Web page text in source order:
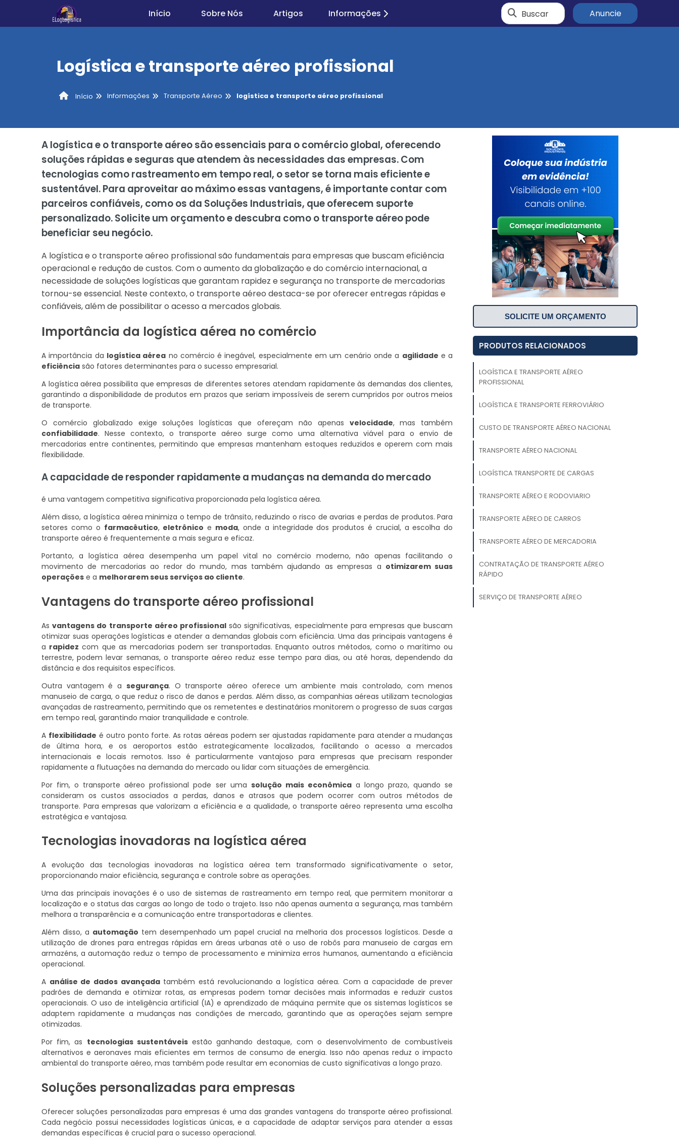
Início Sobre Nós Artigos Informações Buscar Anuncie
Logística e transporte aéreo profissional
Início Informações Transporte Aéreo logística e transporte aéreo profissional
A logística e o transporte aéreo são essenciais para o comércio global, oferecendo
soluções rápidas e seguras que atendem às necessidades das empresas. Com
tecnologias como rastreamento em tempo real, o setor se torna mais eficiente e
sustentável. Para aproveitar ao máximo essas vantagens, é importante contar com
parceiros confiáveis, como os da Soluções Industriais, que oferecem suporte
personalizado. Solicite um orçamento e descubra como o transporte aéreo pode
beneficiar seu negócio.
A logística e o transporte aéreo profissional são fundamentais para empresas que buscam eficiência
operacional e redução de custos. Com o aumento da globalização e do comércio internacional, a
necessidade de soluções logísticas que garantam rapidez e segurança no transporte de mercadorias
tornou-se essencial. Neste contexto, o transporte aéreo destaca-se por oferecer entregas rápidas e
confiáveis, além de possibilitar o acesso a mercados globais.
Importância da logística aérea no comércio
A importância da logística aérea no comércio é inegável, especialmente em um cenário onde a agilidade e a
eficiência são fatores determinantes para o sucesso empresarial.
A logística aérea possibilita que empresas de diferentes setores atendam rapidamente às demandas dos clientes,
garantindo a disponibilidade de produtos em prazos que seriam impossíveis de serem cumpridos por outros meios
de transporte.
O comércio globalizado exige soluções logísticas que ofereçam não apenas velocidade, mas também
confiabilidade. Nesse contexto, o transporte aéreo surge como uma alternativa viável para o envio de
mercadorias entre continentes, permitindo que empresas mantenham estoques reduzidos e operem com mais
flexibilidade.
A capacidade de responder rapidamente a mudanças na demanda do mercado
é uma vantagem competitiva significativa proporcionada pela logística aérea.
Além disso, a logística aérea minimiza o tempo de trânsito, reduzindo o risco de avarias e perdas de produtos. Para
setores como o farmacêutico, eletrônico e moda, onde a integridade dos produtos é crucial, a escolha do
transporte aéreo é frequentemente a mais segura e eficaz.
Portanto, a logística aérea desempenha um papel vital no comércio moderno, não apenas facilitando o
movimento de mercadorias ao redor do mundo, mas também ajudando as empresas a otimizarem suas
operações e a melhorarem seus serviços ao cliente.
Vantagens do transporte aéreo profissional
Asvantagens do transporte aéreo profissionalsão significativas, especialmente para empresas que buscam
otimizar suas operações logísticas e atender a demandas globais com eficiência. Uma das principais vantagens é
a rapidez com que as mercadorias podem ser transportadas. Enquanto outros métodos, como o marítimo ou
terrestre, podem levar semanas, o transporte aéreo reduz esse tempo para dias, ou até horas, dependendo da
distância e dos requisitos específicos.
Outra vantagem é a segurança. O transporte aéreo oferece um ambiente mais controlado, com menos
manuseio de carga, o que reduz o risco de danos e perdas. Além disso, as companhias aéreas utilizam tecnologias
avançadas de rastreamento, permitindo que os remetentes e destinatários monitorem o progresso de suas cargas
em tempo real, garantindo maior tranquilidade e controle.
A flexibilidade é outro ponto forte. As rotas aéreas podem ser ajustadas rapidamente para atender a mudanças
de última hora, e os aeroportos estão estrategicamente localizados, facilitando o acesso a mercados
internacionais e locais remotos. Isso é particularmente vantajoso para empresas que precisam responder
rapidamente a flutuações na demanda do mercado ou lidar com situações de emergência.
Por fim, o transporte aéreo profissional pode ser uma solução mais econômicaa longo prazo, quando se
consideram os custos associados a perdas, danos e atrasos que podem ocorrer com outros métodos de
transporte. Para empresas que valorizam a eficiência e a qualidade, o transporte aéreo representa uma escolha
estratégica e vantajosa.
Tecnologias inovadoras na logística aérea
A evolução das tecnologias inovadoras na logística aérea tem transformado significativamente o setor,
proporcionando maior eficiência, segurança e controle sobre as operações.
Uma das principais inovações é o uso de sistemas de rastreamento em tempo real, que permitem monitorar a
localização e o status das cargas ao longo de todo o trajeto. Isso não apenas aumenta a segurança, mas também
melhora a transparência e a comunicação entre transportadoras e clientes.
Além disso, a automação tem desempenhado um papel crucial na melhoria dos processos logísticos. Desde a
utilização de drones para entregas rápidas em áreas urbanas até o uso de robôs para manuseio de cargas em
armazéns, a automação reduz o tempo de processamento e minimiza erros humanos, aumentando a eficiência
operacional.
A análise de dados avançadatambém está revolucionando a logística aérea. Com a capacidade de prever
padrões de demanda e otimizar rotas, as empresas podem tomar decisões mais informadas e reduzir custos
operacionais. O uso de inteligência artificial (IA) e aprendizado de máquina permite que os sistemas logísticos se
adaptem rapidamente a mudanças nas condições de mercado, garantindo que as operações sejam sempre
otimizadas.
Por fim, as tecnologias sustentáveisestão ganhando destaque, com o desenvolvimento de combustíveis
alternativos e aeronaves mais eficientes em termos de consumo de energia. Isso não apenas reduz o impacto
ambiental do transporte aéreo, mas também pode resultar em economias de custo significativas a longo prazo.
Soluções personalizadas para empresas
Oferecer soluções personalizadas para empresas é uma das grandes vantagens do transporte aéreo profissional.
Cada negócio possui necessidades logísticas únicas, e a capacidade de adaptar serviços para atender a essas
demandas específicas é crucial para o sucesso operacional.
SOLICITE UM ORÇAMENTO
PRODUTOS RELACIONADOS
LOGÍSTICA E TRANSPORTE AÉREO
PROFISSIONAL
LOGÍSTICA E TRANSPORTE FERROVIÁRIO
CUSTO DE TRANSPORTE AÉREO NACIONAL
TRANSPORTE AÉREO NACIONAL
LOGÍSTICA TRANSPORTE DE CARGAS
TRANSPORTE AÉREO E RODOVIARIO
TRANSPORTE AÉREO DE CARROS
TRANSPORTE AÉREO DE MERCADORIA
CONTRATAÇÃO DE TRANSPORTE AÉREO
RÁPIDO
SERVIÇO DE TRANSPORTE AÉREO